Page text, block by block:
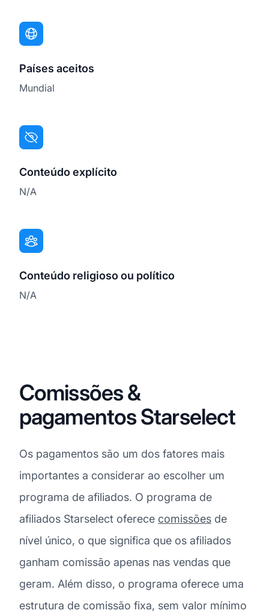
Países aceitos
Mundial
Conteúdo explícito
N/A
Conteúdo religioso ou político
N/A
Comissões &
pagamentos Starselect
Os pagamentos são um dos fatores mais
importantes a considerar ao escolher um
programa de afiliados. O programa de
afiliados Starselect oferece comissões de
nível único, o que significa que os afiliados
ganham comissão apenas nas vendas que
geram. Além disso, o programa oferece uma
estrutura de comissão fixa, sem valor mínimo